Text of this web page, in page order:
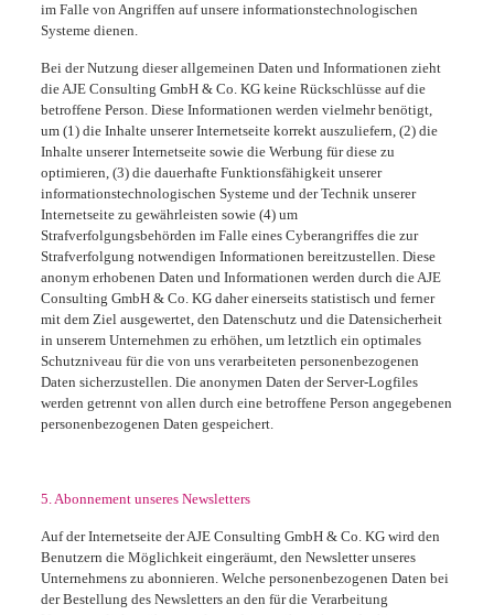
im Falle von Angriffen auf unsere informationstechnologischen
Systeme dienen.
Bei der Nutzung dieser allgemeinen Daten und Informationen zieht
die AJE Consulting GmbH & Co. KG keine Rückschlüsse auf die
betroffene Person. Diese Informationen werden vielmehr benötigt,
um (1) die Inhalte unserer Internetseite korrekt auszuliefern, (2) die
Inhalte unserer Internetseite sowie die Werbung für diese zu
optimieren, (3) die dauerhafte Funktionsfähigkeit unserer
informationstechnologischen Systeme und der Technik unserer
Internetseite zu gewährleisten sowie (4) um
Strafverfolgungsbehörden im Falle eines Cyberangriffes die zur
Strafverfolgung notwendigen Informationen bereitzustellen. Diese
anonym erhobenen Daten und Informationen werden durch die AJE
Consulting GmbH & Co. KG daher einerseits statistisch und ferner
mit dem Ziel ausgewertet, den Datenschutz und die Datensicherheit
in unserem Unternehmen zu erhöhen, um letztlich ein optimales
Schutzniveau für die von uns verarbeiteten personenbezogenen
Daten sicherzustellen. Die anonymen Daten der Server-Logfiles
werden getrennt von allen durch eine betroffene Person angegebenen
personenbezogenen Daten gespeichert.
5. Abonnement unseres Newsletters
Auf der Internetseite der AJE Consulting GmbH & Co. KG wird den
Benutzern die Möglichkeit eingeräumt, den Newsletter unseres
Unternehmens zu abonnieren. Welche personenbezogenen Daten bei
der Bestellung des Newsletters an den für die Verarbeitung